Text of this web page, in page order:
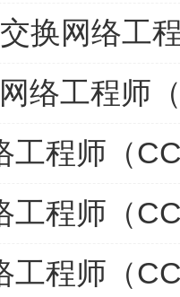
换网络工
络工程师
工程师（
工程师（
工程师（